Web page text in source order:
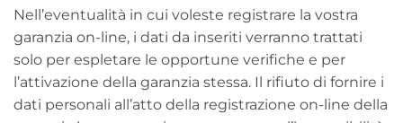
Nell’eventualità in cui voleste registrare la vostra
garanzia on-line, i dati da inseriti verranno trattati
solo per espletare le opportune verifiche e per
l’attivazione della garanzia stessa. Il rifiuto di fornire i
dati personali all’atto della registrazione on-line della